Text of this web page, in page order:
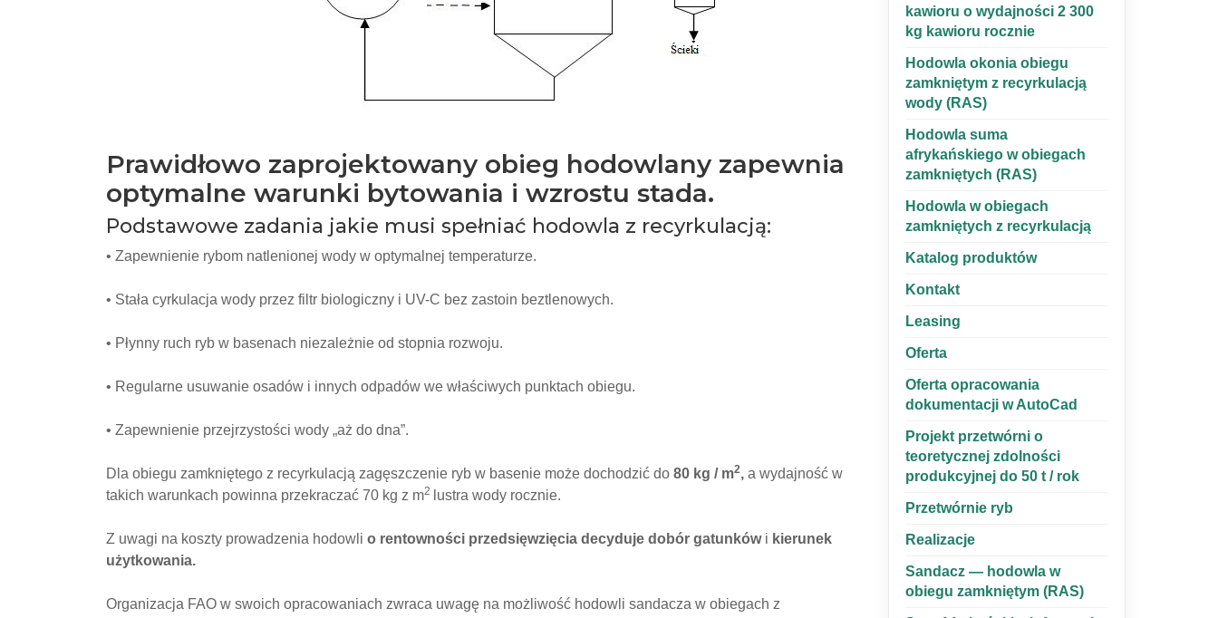
Prawidłowo zaprojektowany obieg hodowlany zapewnia
optymalne warunki bytowania i wzrostu stada.
Podstawowe zadania jakie musi spełniać hodowla z recyrkulacją:
• Zapewnienie rybom natlenionej wody w optymalnej temperaturze.
• Stała cyrkulacja wody przez filtr biologiczny i UV-C bez zastoin beztlenowych.
• Płynny ruch ryb w basenach niezależnie od stopnia rozwoju.
• Regularne usuwanie osadów i innych odpadów we właściwych punktach obiegu.
• Zapewnienie przejrzystości wody „aż do dna”.
Dla obiegu zamkniętego z recyrkulacją zagęszczenie ryb w basenie może dochodzić do 80 kg / m2, a wydajność w
takich warunkach powinna przekraczać 70 kg z m2 lustra wody rocznie.
Z uwagi na koszty prowadzenia hodowli o rentowności przedsięwzięcia decyduje dobór gatunkówi kierunek
użytkowania.
Organizacja FAO w swoich opracowaniach zwraca uwagę na możliwość hodowli sandacza w obiegach z
kawioru o wydajności 2 300
kg kawioru rocznie
Hodowla okonia obiegu
zamkniętym z recyrkulacją
wody (RAS)
Hodowla suma
afrykańskiego w obiegach
zamkniętych (RAS)
Hodowla w obiegach
zamkniętych z recyrkulacją
Katalog produktów
Kontakt
Leasing
Oferta
Oferta opracowania
dokumentacji w AutoCad
Projekt przetwórni o
teoretycznej zdolności
produkcyjnej do 50 t / rok
Przetwórnie ryb
Realizacje
Sandacz — hodowla w
obiegu zamkniętym (RAS)